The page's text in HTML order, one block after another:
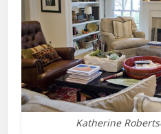
Katherine